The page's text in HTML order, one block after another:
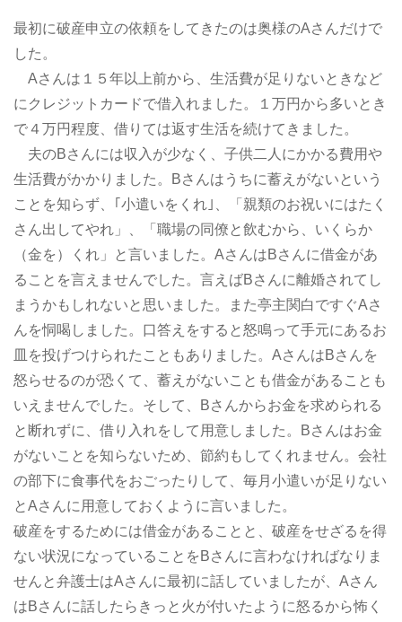
最初に破産申立の依頼をしてきたのは奥様のAさんだけで
した。
Aさんは１５年以上前から、生活費が足りないときなど
にクレジットカードで借入れました。１万円から多いとき
で４万円程度、借りては返す生活を続けてきました。
夫のBさんには収入が少なく、子供二人にかかる費用や
生活費がかかりました。Bさんはうちに蓄えがないという
ことを知らず、｢小遣いをくれ｣、「親類のお祝いにはたく
さん出してやれ」、「職場の同僚と飲むから、いくらか
（金を）くれ」と言いました。AさんはBさんに借金があ
ることを言えませんでした。言えばBさんに離婚されてし
まうかもしれないと思いました。また亭主関白ですぐAさ
んを恫喝しました。口答えをすると怒鳴って手元にあるお
皿を投げつけられたこともありました。AさんはBさんを
怒らせるのが恐くて、蓄えがないことも借金があることも
いえませんでした。そして、Bさんからお金を求められる
と断れずに、借り入れをして用意しました。Bさんはお金
がないことを知らないため、節約もしてくれません。会社
の部下に食事代をおごったりして、毎月小遣いが足りない
とAさんに用意しておくように言いました。
破産をするためには借金があることと、破産をせざるを得
ない状況になっていることをBさんに言わなければなりま
せんと弁護士はAさんに最初に話していましたが、Aさん
はBさんに話したらきっと火が付いたように怒るから怖く